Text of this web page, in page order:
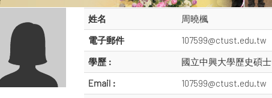
姓名
周曉楓
電子郵件
107599@ctust.edu.tw
學歷 :
國立中興大學歷史碩士
Email :
107599@ctust.edu.tw